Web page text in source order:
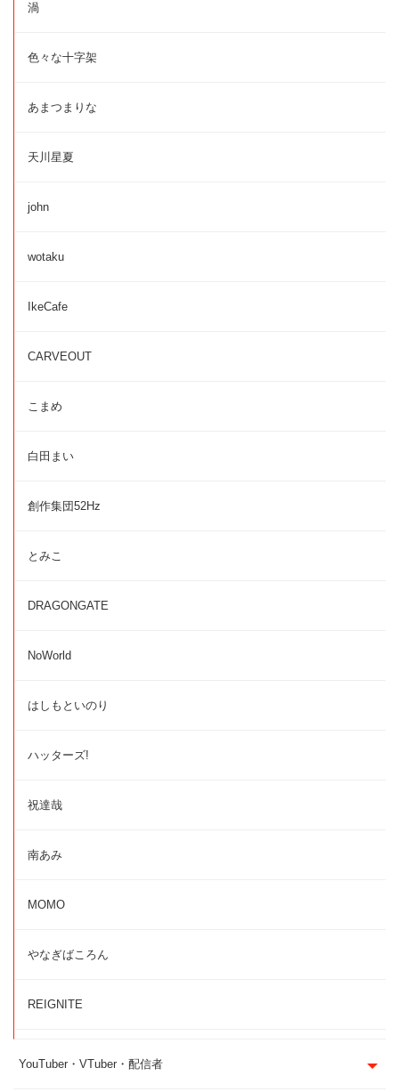
渦
色々な十字架
あまつまりな
天川星夏
john
wotaku
IkeCafe
CARVEOUT
こまめ
白田まい
創作集団52Hz
とみこ
DRAGONGATE
NoWorld
はしもといのり
ハッターズ!
祝達哉
南あみ
MOMO
やなぎばころん
REIGNITE
YouTuber・VTuber・配信者